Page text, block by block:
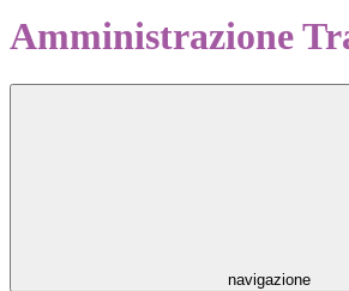
Amministrazione
navigazione